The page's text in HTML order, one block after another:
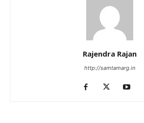
Rajendra Rajan
http://samtamarg.in